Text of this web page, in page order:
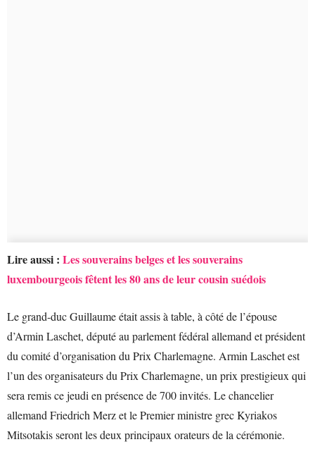
Lire aussi : Les souverains belges et les souverains
luxembourgeois fêtent les 80 ans de leur cousin suédois
Le grand-duc Guillaume était assis à table, à côté de l’épouse
d’Armin Laschet, député au parlement fédéral allemand et président
du comité d’organisation du Prix Charlemagne. Armin Laschet est
l’un des organisateurs du Prix Charlemagne, un prix prestigieux qui
sera remis ce jeudi en présence de 700 invités. Le chancelier
allemand Friedrich Merz et le Premier ministre grec Kyriakos
Mitsotakis seront les deux principaux orateurs de la cérémonie.